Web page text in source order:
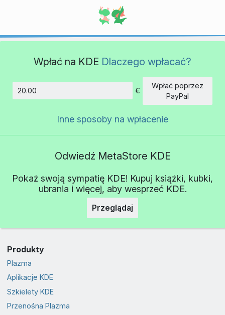
Wpłać na KDE Dlaczego wpłacać?
€
Wpłać poprzez
PayPal
Inne sposoby na wpłacenie
Odwiedź MetaStore KDE
Pokaż swoją sympatię KDE! Kupuj książki, kubki,
ubrania i więcej, aby wesprzeć KDE.
Przeglądaj
Produkty
Plazma
Aplikacje KDE
Szkielety KDE
Przenośna Plazma